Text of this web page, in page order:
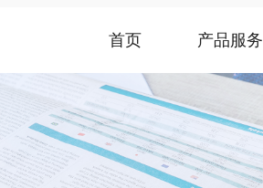
首页 产品服务